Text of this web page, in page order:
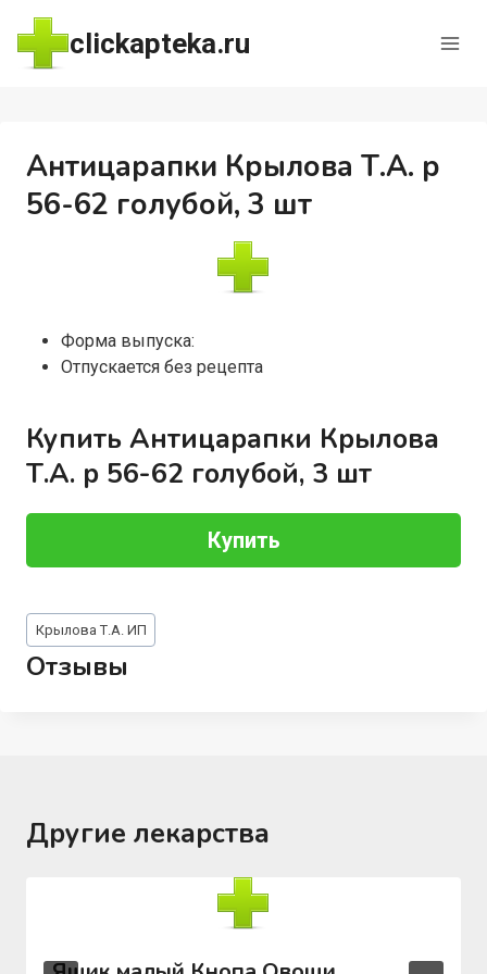
Перейти
содержимому
clickapteka.ru
Антицарапки Крылова Т.А. р
56-62 голубой, 3 шт
Форма выпуска:
Отпускается без рецепта
Купить Антицарапки Крылова
Т.А. р 56-62 голубой, 3 шт
Купить
Метки
записи:
Крылова Т.А. ИП
Отзывы
Другие лекарства